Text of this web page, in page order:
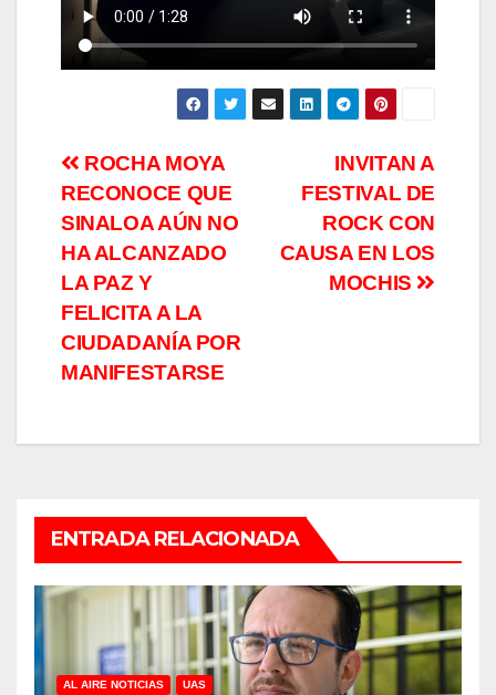
Navegación
de
entradas
INVITAN A
FESTIVAL DE
ROCK CON
CAUSA EN LOS
MOCHIS
ROCHA MOYA
RECONOCE QUE
SINALOA AÚN NO
HA ALCANZADO
LA PAZ Y
FELICITA A LA
CIUDADANÍA POR
MANIFESTARSE
ENTRADA RELACIONADA
AL AIRE NOTICIAS UAS